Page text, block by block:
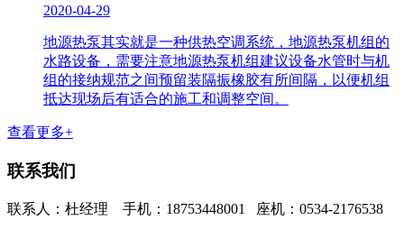
2020-04-29
地源热泵其实就是一种供热空调系统，地源热泵机组的
水路设备，需要注意地源热泵机组建议设备水管时与机
组的接纳规范之间预留装隔振橡胶有所间隔，以便机组
抵达现场后有适合的施工和调整空间。
查看更多+
联系我们
联系人：杜经理 手机：18753448001 座机：0534-2176538